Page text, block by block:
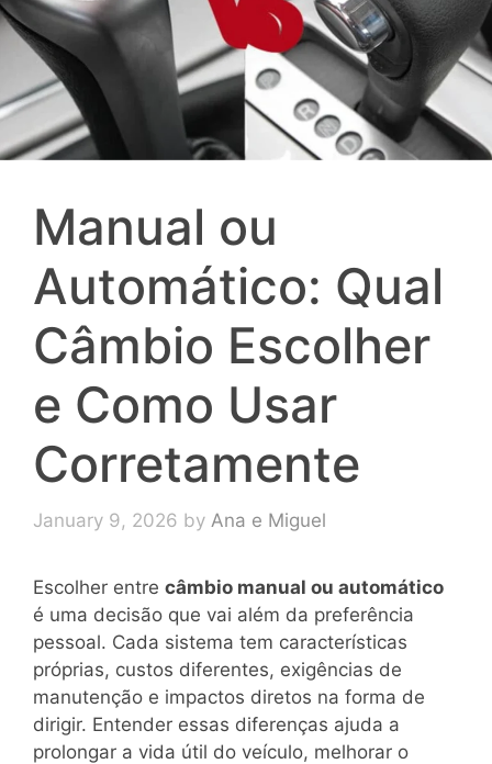
Manual ou
Automático: Qual
Câmbio Escolher
e Como Usar
Corretamente
January 9, 2026 by Ana e Miguel
Escolher entre câmbio manual ou automático
é uma decisão que vai além da preferência
pessoal. Cada sistema tem características
próprias, custos diferentes, exigências de
manutenção e impactos diretos na forma de
dirigir. Entender essas diferenças ajuda a
prolongar a vida útil do veículo, melhorar o